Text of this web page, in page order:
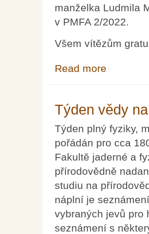
manželka Ludmila
v PMFA 2/2022.
Všem vítězům
Read more
Týden vědy
Týden plný fyziky,
pořádán pro cca
Fakultě jaderné a
přírodovědně
studiu na
náplní je
vybraných jevů pro
seznámení s